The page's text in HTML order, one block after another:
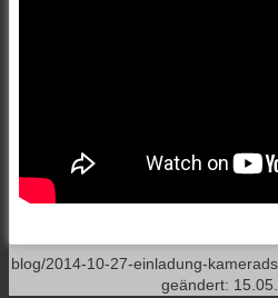
blog/2014-10-27-einladung-
geändert: